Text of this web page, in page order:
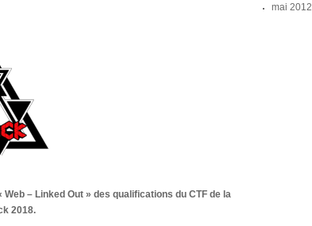
– Linked Out » des qualifications du CTF de la
2018.
mai 2012